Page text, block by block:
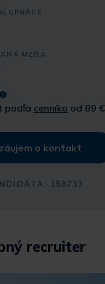
MZDA
podľa cenníka od 89 €
o kontakt
158733
recruiter